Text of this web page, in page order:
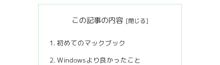
この記事の内容
初めてのマックブック
Windowsより良かったこと